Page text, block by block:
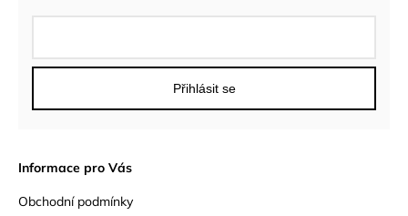
Přihlásit se
Informace pro Vás
Obchodní podmínky